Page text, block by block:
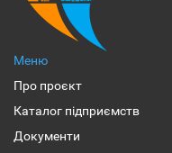
Меню
Про проєкт
Каталог підприємств
Документи